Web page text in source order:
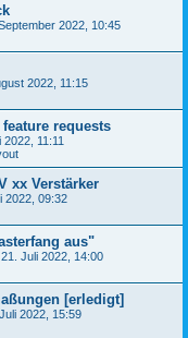
2022, 10:45
2022, 11:15
requests
11:11
xx Verstärker
2022, 09:32
aus"
Juli 2022, 14:00
[erledigt]
2022, 15:59